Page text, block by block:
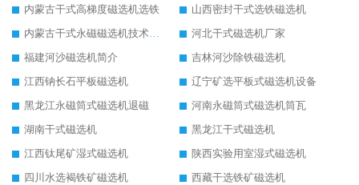
内蒙古干式高梯度磁选机选铁
山西密封干式选铁磁选机
内蒙古干式永磁磁选机技术要求
河北干式磁选机厂家
福建河沙磁选机简介
吉林河沙除铁磁选机
江西钠长石平板磁选机
辽宁矿选平板式磁选机设备
黑龙江永磁筒式磁选机退磁
河南永磁筒式磁选机筒瓦
湖南干式磁选机
黑龙江干式磁选机
江西钛尾矿湿式磁选机
陕西实验用室湿式磁选机
四川水选褐铁矿磁选机
西藏干选铁矿磁选机